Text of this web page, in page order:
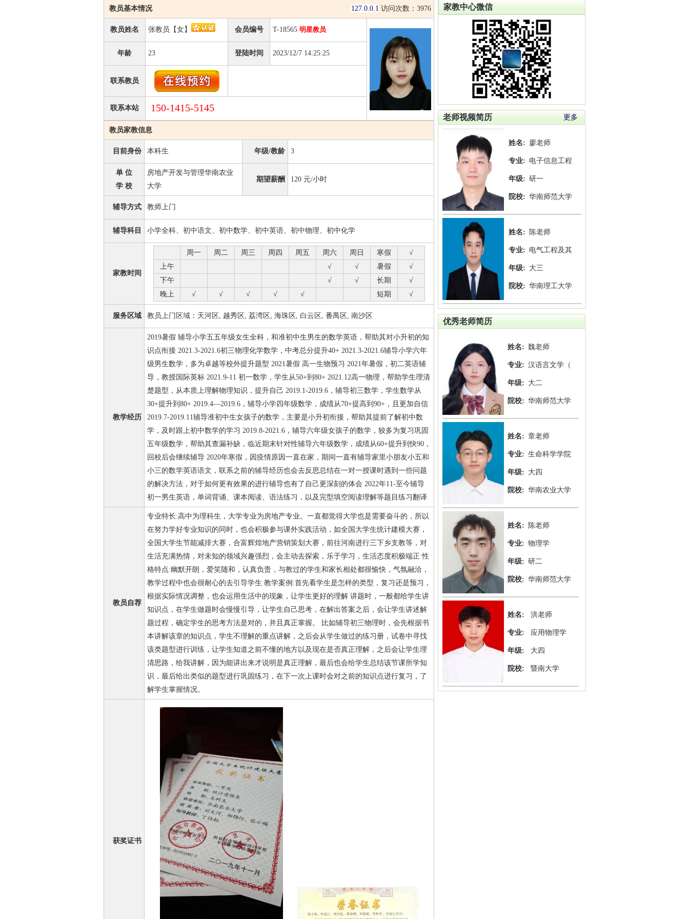
教员基本情况 127.0.0.1 访问次数： 3976
教员姓名 张教员【女】 会员编号 T-18565 明星教员
年龄 23 登陆时间 2023/12/7 14:25:25
联系教员
联系本站 150-1415-5145
教员家教信息
目前身份 本科生 年级/教龄 3
单 位
学 校
房地产开发与管理华南农业
大学
期望薪酬 120 元/小时
辅导方式 教师上门
辅导科目 小学全科、初中语文、初中数学、初中英语、初中物理、初中化学
家教时间
周一 周二 周三 周四 周五 周六 周日 寒假
√
上午
√ √ 暑假
√
下午
√ √ 长期
√
晚上
√ √ √ √ √ 短期 √
服务区域 教员上门区域：天河区, 越秀区, 荔湾区, 海珠区, 白云区, 番禺区, 南沙区
教学经历
2019暑假 辅导小学五五年级女生全科，和准初中生男生的数学英语，帮助其对小升初的知
识点衔接 2021.3-2021.6初三物理化学数学，中考总分提升40+ 2021.3-2021.6辅导小学六年
级男生数学，多为卓越等校外提升题型 2021暑假 高一生物预习 2021年暑假，初二英语辅
导，教授国际英标 2021.9-11 初一数学，学生从50+到80+ 2021.12高一物理，帮助学生理清
楚题型，从本质上理解物理知识，提升自己 2019.1-2019.6，辅导初三数学，学生数学从
30+提升到80+ 2019.4—2019.6，辅导小学四年级数学，成绩从70+提高到90+，且更加自信
2019.7-2019.11辅导准初中生女孩子的数学，主要是小升初衔接，帮助其提前了解初中数
学，及时跟上初中数学的学习 2019.8-2021.6，辅导六年级女孩子的数学，较多为复习巩固
五年级数学，帮助其查漏补缺，临近期末针对性辅导六年级数学，成绩从60+提升到快90，
回校后会继续辅导 2020年寒假，因疫情原因一直在家，期间一直有辅导家里小朋友小五和
小三的数学英语语文，联系之前的辅导经历也会去反思总结在一对一授课时遇到一些问题
的解决方法，对于如何更有效果的进行辅导也有了自己更深刻的体会 2022年11-至今辅导
初一男生英语，单词背诵、课本阅读、语法练习，以及完型填空阅读理解等题目练习翻译
教员自荐
专业特长:高中为理科生，大学专业为房地产专业。一直都觉得大学也是需要奋斗的，所以
在努力学好专业知识的同时，也会积极参与课外实践活动，如全国大学生统计建模大赛，
全国大学生节能减排大赛，合富辉煌地产营销策划大赛，前往河南进行三下乡支教等，对
生活充满热情，对未知的领域兴趣强烈，会主动去探索，乐于学习，生活态度积极端正 性
格特点:幽默开朗，爱笑随和，认真负责，与教过的学生和家长相处都很愉快，气氛融洽，
教学过程中也会很耐心的去引导学生 教学案例:首先看学生是怎样的类型，复习还是预习，
根据实际情况调整，也会运用生活中的现象，让学生更好的理解 讲题时，一般都给学生讲
知识点，在学生做题时会慢慢引导，让学生自己思考，在解出答案之后，会让学生讲述解
题过程，确定学生的思考方法是对的，并且真正掌握。 比如辅导初三物理时，会先根据书
本讲解该章的知识点，学生不理解的重点讲解，之后会从学生做过的练习册，试卷中寻找
该类题型进行训练，让学生知道之前不懂的地方以及现在是否真正理解，之后会让学生理
清思路，给我讲解，因为能讲出来才说明是真正理解，最后也会给学生总结该节课所学知
识，最后给出类似的题型进行巩固练习，在下一次上课时会对之前的知识点进行复习，了
解学生掌握情况。
获奖证书
家教中心微信
老师视频简历 更多
姓名: 廖老师
专业: 电子信息工程
年级: 研一
院校: 华南师范大学
姓名: 陈老师
专业: 电气工程及其
年级: 大三
院校: 华南理工大学
优秀老师简历
姓名: 魏老师
专业: 汉语言文学（
年级: 大二
院校: 华南师范大学
姓名: 章老师
专业: 生命科学学院
年级: 大四
院校: 华南农业大学
姓名: 陈老师
专业: 物理学
年级: 研二
院校: 华南师范大学
姓名: 洪老师
专业: 应用物理学
年级: 大四
院校: 暨南大学